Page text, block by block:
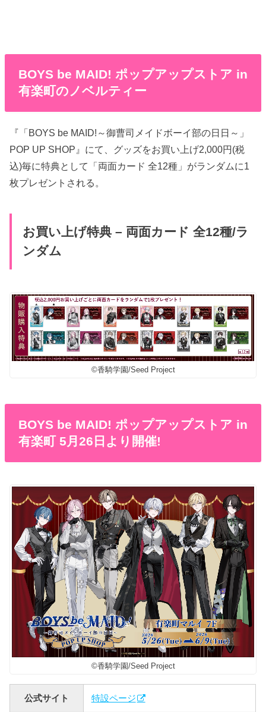
BOYS be MAID! ポップアップストア in
有楽町のノベルティー
『「BOYS be MAID!～御曹司メイドボーイ部の日日～」
POP UP SHOP』にて、グッズをお買い上げ2,000円(税
込)毎に特典として「両面カード 全12種」がランダムに1
枚プレゼントされる。
お買い上げ特典 – 両面カード 全12種/ラ
ンダム
©香騎学園/Seed Project
BOYS be MAID! ポップアップストア in
有楽町 5月26日より開催!
©香騎学園/Seed Project
公式サイト 特設ページ